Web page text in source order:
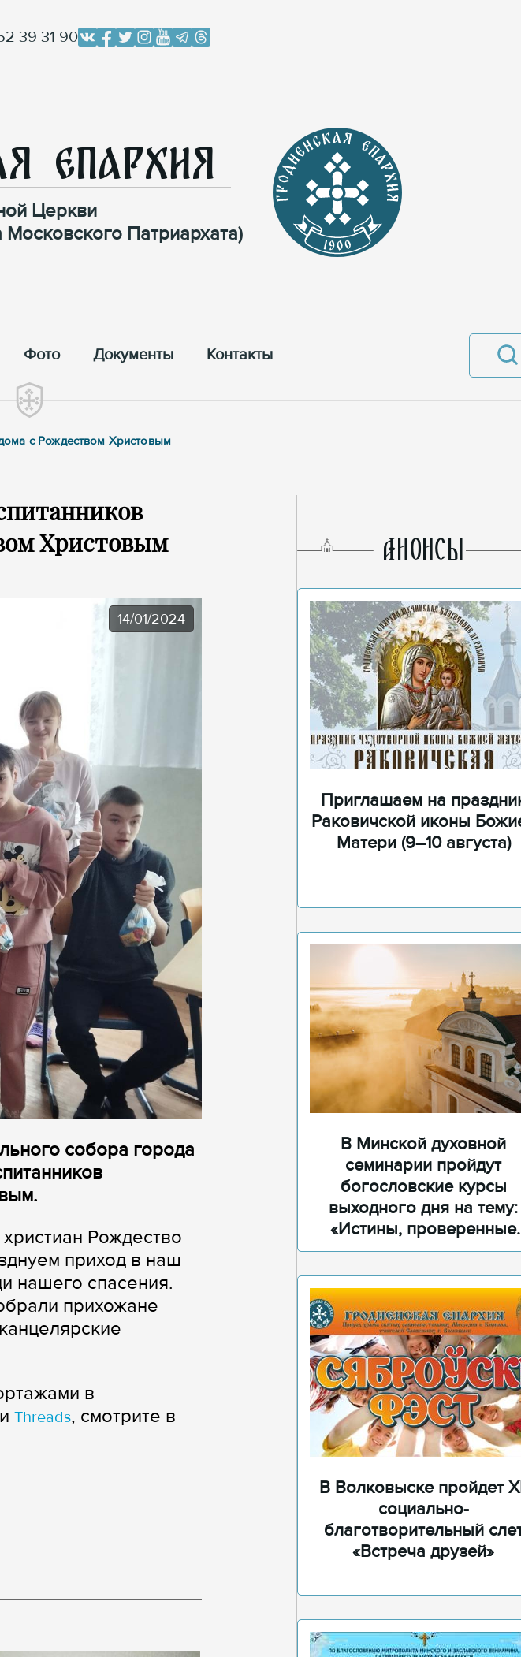
39 31 90
Епархия
Церкви
Московского Патриархата)
Фото Документы Контакты
с Рождеством Христовым
Христовым
14/01/2024
собора города
Рождество
приход в наш
нашего спасения.
прихожане
в
и Threads, смотрите в
AНОНСЫ
Приглашаем на
Раковичской иконы
Матери (9–10 августа)
В Минской духовной
семинарии пройдут
богословские курсы
выходного дня на тему:
«Истины, проверенные
временем»
В Волковыске пройдет
социально-
благотворительный
«Встреча друзей»